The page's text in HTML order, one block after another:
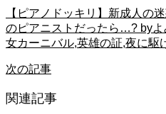
【ピアノドッキリ】新成人の
のピアニストだったら…? by
女カーニバル,英雄の証,夜に駆
次の記事
関連記事